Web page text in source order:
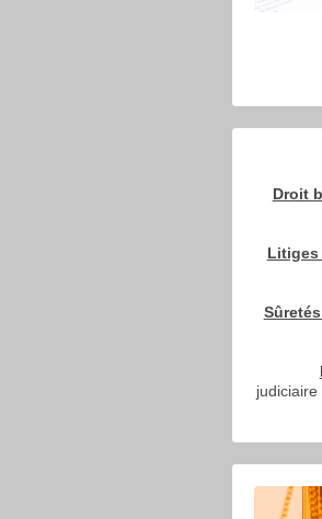
Droit
Litiges